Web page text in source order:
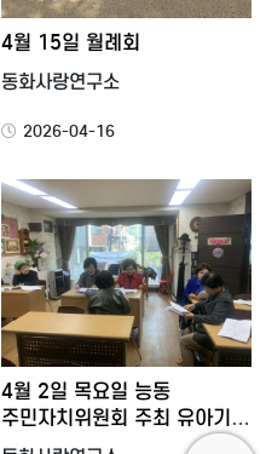
4월 15일 월례회
동화사랑연구소
2026-04-16
4월 2일 목요일 능동
주민자치위원회 주최 유아기관
…